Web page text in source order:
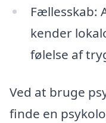
Fællesskab:
kender
følelse af
Ved at bruge
finde en